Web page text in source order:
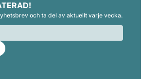
och ta del av aktuellt varje vecka.